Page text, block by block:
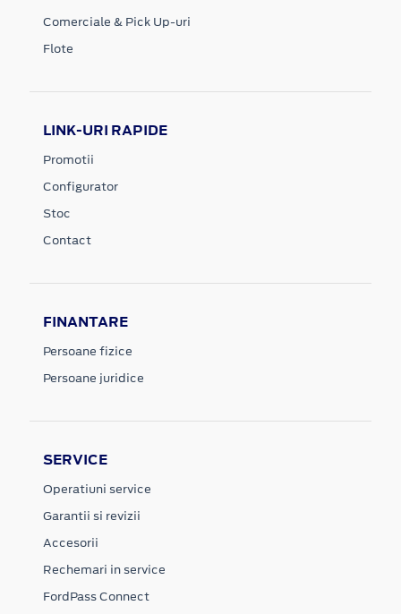
Comerciale & Pick Up-uri
Flote
LINK-URI RAPIDE
Promotii
Configurator
Stoc
Contact
FINANTARE
Persoane fizice
Persoane juridice
SERVICE
Operatiuni service
Garantii si revizii
Accesorii
Rechemari in service
FordPass Connect